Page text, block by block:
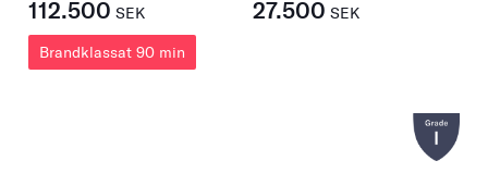
112.500 SEK
Brandklassat 90 min
27.500 SEK